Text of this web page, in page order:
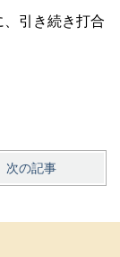
引き続き打合
次の記事